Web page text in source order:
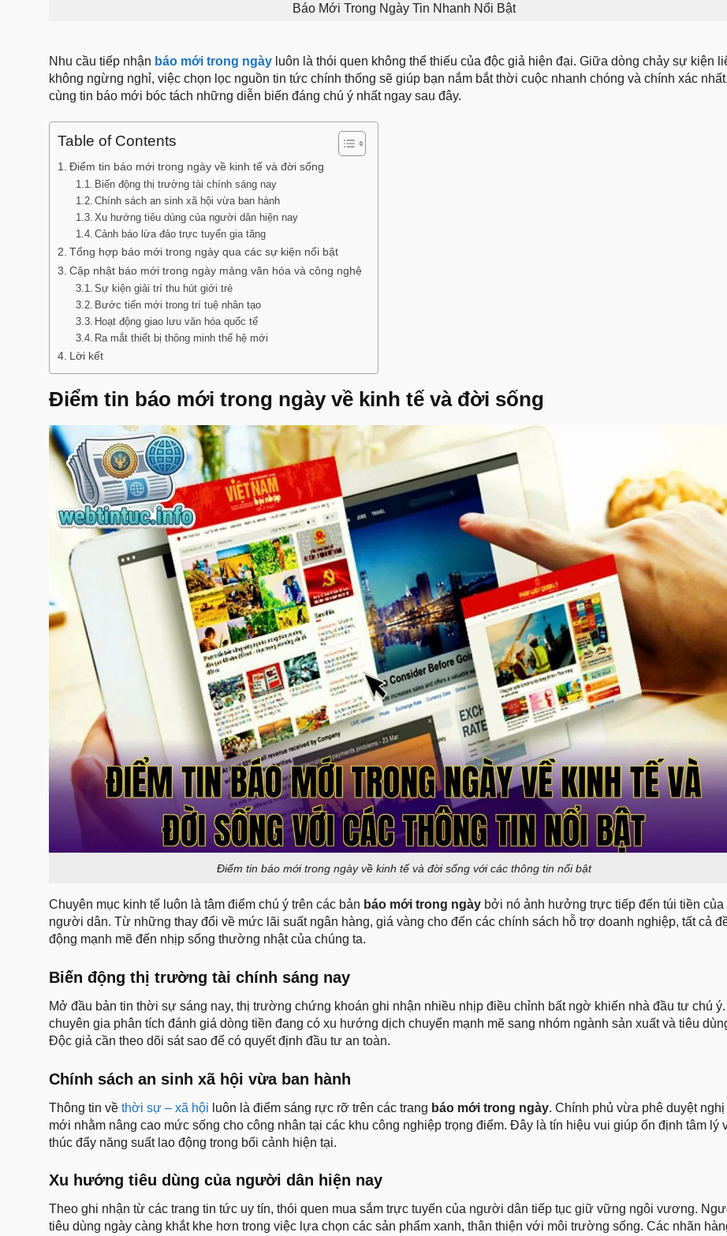
Báo Mới Trong Ngày Tin Nhanh Nổi Bật
Nhu cầu tiếp nhận báo mới trong ngày luôn là thói quen không thể thiếu của độc giả hiện đại. Giữa dòng chảy sự kiện
không ngừng nghỉ, việc chọn lọc nguồn tin tức chính thống sẽ giúp bạn nắm bắt thời cuộc nhanh chóng và chính xác
cùng tin báo mới bóc tách những diễn biến đáng chú ý nhất ngay sau đây.
Table of Contents
Điểm tin báo mới trong ngày về kinh tế và đời sống
Biến động thị trường tài chính sáng nay
Chính sách an sinh xã hội vừa ban hành
Xu hướng tiêu dùng của người dân hiện nay
Cảnh báo lừa đảo trực tuyến gia tăng
Tổng hợp báo mới trong ngày qua các sự kiện nổi bật
Cập nhật báo mới trong ngày mảng văn hóa và công nghệ
Sự kiện giải trí thu hút giới trẻ
Bước tiến mới trong trí tuệ nhân tạo
Hoạt động giao lưu văn hóa quốc tế
Ra mắt thiết bị thông minh thế hệ mới
Lời kết
Điểm tin báo mới trong ngày về kinh tế và đời sống
Điểm tin báo mới trong ngày về kinh tế và đời sống với các thông tin nổi bật
Chuyên mục kinh tế luôn là tâm điểm chú ý trên các bản báo mới trong ngày bởi nó ảnh hưởng trực tiếp đến túi tiền của
người dân. Từ những thay đổi về mức lãi suất ngân hàng, giá vàng cho đến các chính sách hỗ trợ doanh nghiệp, tất cả
động mạnh mẽ đến nhịp sống thường nhật của chúng ta.
Biến động thị trường tài chính sáng nay
Mở đầu bản tin thời sự sáng nay, thị trường chứng khoán ghi nhận nhiều nhịp điều chỉnh bất ngờ khiến nhà đầu tư chú
chuyên gia phân tích đánh giá dòng tiền đang có xu hướng dịch chuyển mạnh mẽ sang nhóm ngành sản xuất và tiêu
Độc giả cần theo dõi sát sao để có quyết định đầu tư an toàn.
Chính sách an sinh xã hội vừa ban hành
Thông tin về thời sự – xã hội luôn là điểm sáng rực rỡ trên các trang báo mới trong ngày. Chính phủ vừa phê duyệt nghị
mới nhằm nâng cao mức sống cho công nhân tại các khu công nghiệp trọng điểm. Đây là tín hiệu vui giúp ổn định tâm lý
thúc đẩy năng suất lao động trong bối cảnh hiện tại.
Xu hướng tiêu dùng của người dân hiện nay
Theo ghi nhận từ các trang tin tức uy tín, thói quen mua sắm trực tuyến của người dân tiếp tục giữ vững ngôi vương.
tiêu dùng ngày càng khắt khe hơn trong việc lựa chọn các sản phẩm xanh, thân thiện với môi trường sống. Các nhãn